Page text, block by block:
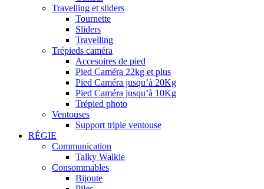
Travelling et sliders
Tournette
Sliders
Travelling
Trépieds caméra
Accesoires de pied
Pied Caméra 22kg et plus
Pied Caméra jusqu’à 20Kg
Pied Caméra jusqu’à 10Kg
Trépied photo
Ventouses
Support triple ventouse
RÉGIE
Communication
Talky Walkie
Consommables
Bijoute